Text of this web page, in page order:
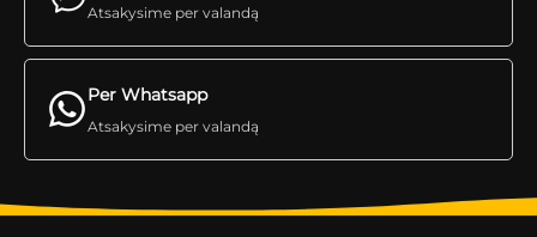
Atsakysime per valandą
Per Whatsapp
Atsakysime per valandą